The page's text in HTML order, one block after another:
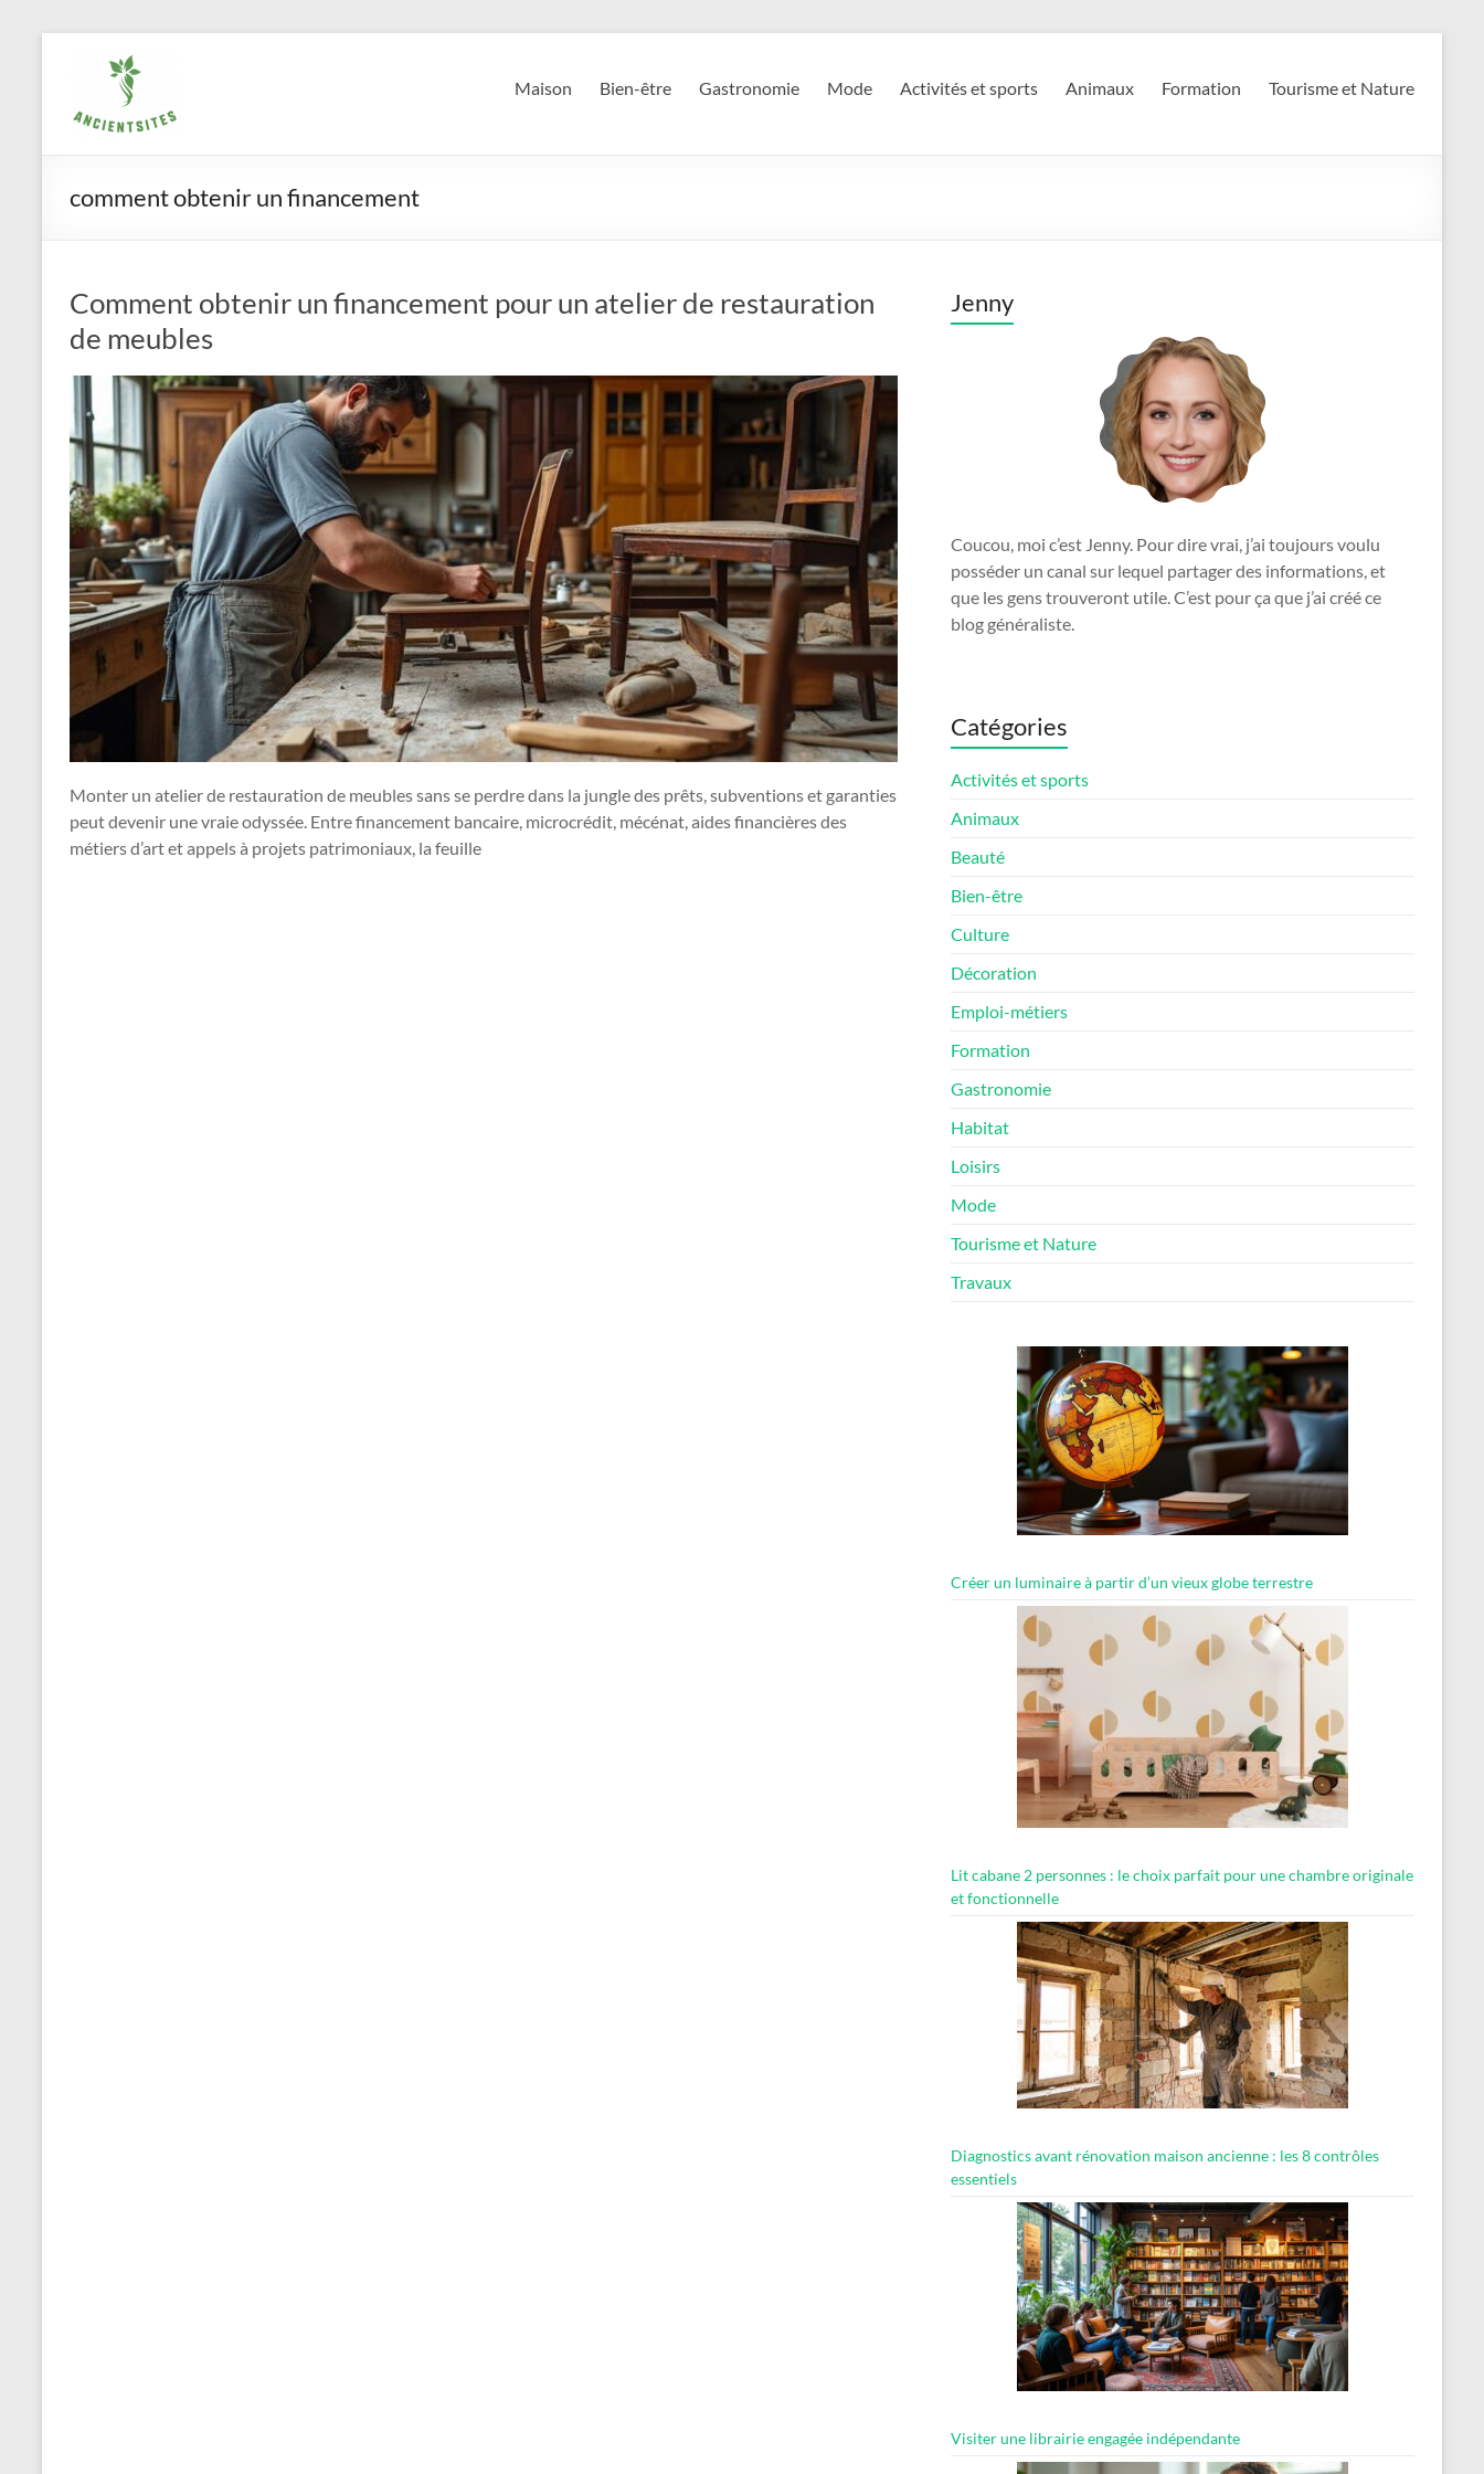
ancientsites.eu Maison Bien-être Gastronomie Mode Activités et sports Animaux Formation Tourisme et Nature
comment obtenir un financement
Comment obtenir un financement pour un atelier de restauration
de meubles
Monter un atelier de restauration de meubles sans se perdre dans la jungle des prêts, subventions et garanties
peut devenir une vraie odyssée. Entre financement bancaire, microcrédit, mécénat, aides financières des
métiers d’art et appels à projets patrimoniaux, la feuille
Jenny
Coucou, moi c’est Jenny. Pour dire vrai, j’ai toujours voulu
posséder un canal sur lequel partager des informations, et
que les gens trouveront utile. C’est pour ça que j’ai créé ce
blog généraliste.
Catégories
Activités et sports
Animaux
Beauté
Bien-être
Culture
Décoration
Emploi-métiers
Formation
Gastronomie
Habitat
Loisirs
Mode
Tourisme et Nature
Travaux
Créer un luminaire à partir d’un vieux globe terrestre
Lit cabane 2 personnes : le choix parfait pour une chambre originale
et fonctionnelle
Diagnostics avant rénovation maison ancienne : les 8 contrôles
essentiels
Visiter une librairie engagée indépendante